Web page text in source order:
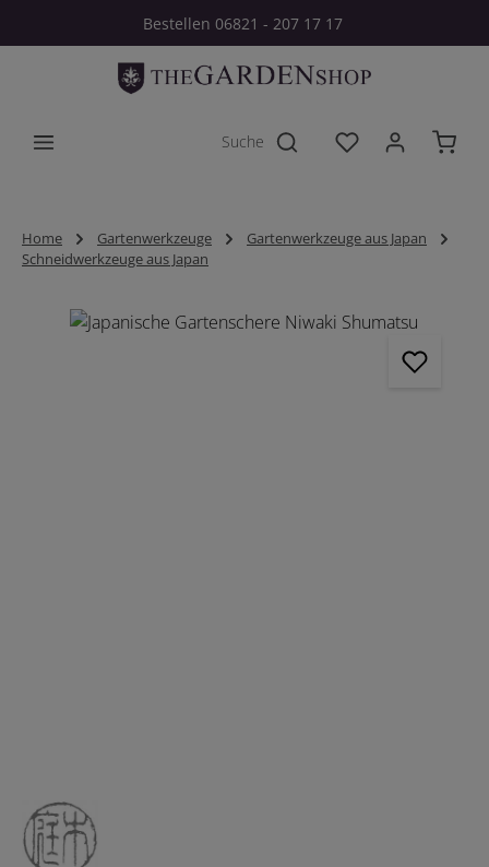
Zum Hauptinhalt springenBestellen 06821 - 207 17 17
Du hast 0
Home Gartenwerkzeuge
Gartenwerkzeuge aus Japan
Schneidwerkzeuge aus Japan
Bildergalerie überspringen